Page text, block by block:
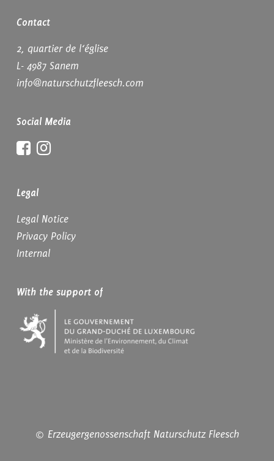
Contact
2, quartier de l‘église
L- 4987 Sanem
info@naturschutzfleesch.com
Social Media
FacebookInstagram
Legal
Legal Notice
Privacy Policy
Internal
With the support of
© Erzeugergenossenschaft Naturschutz Fleesch